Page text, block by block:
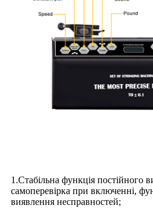
1.Стабільна функція постійного
самоперевірка при включенні,
виявлення несправностей;